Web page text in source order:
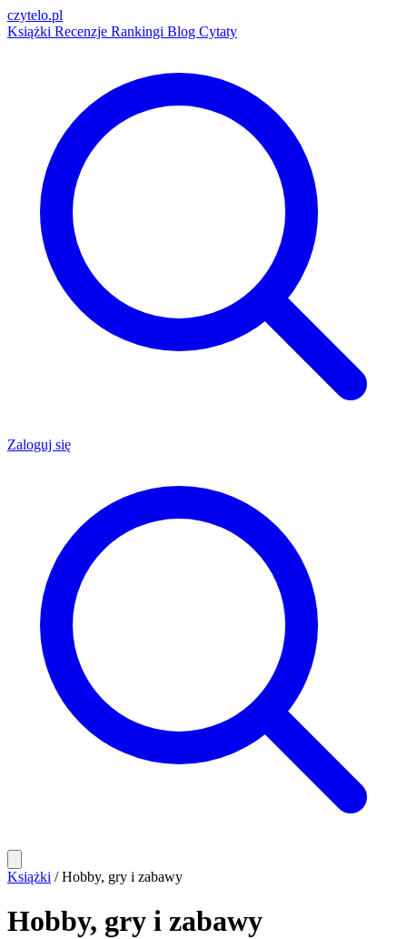
czytelo.pl
Książki Recenzje Rankingi Blog Cytaty
Zaloguj się
Książki / Hobby, gry i zabawy
Hobby, gry i zabawy